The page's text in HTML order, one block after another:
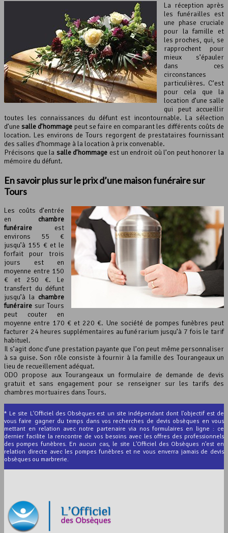
La réception après
les funérailles est
une phase cruciale
pour la famille et
les proches, qui, se
rapprochent pour
mieux s’épauler
dans ces
circonstances
particulières. C’est
pour cela que la
location d’une salle
qui peut accueillir
toutes les connaissances du défunt est incontournable. La sélection
d’unesalle d’hommage peut se faire en comparant les différents coûts de
location. Les environs de Tours regorgent de prestataires fournissant
des salles d’hommage à la location à prix convenable.
Précisons que la salle d’hommage est un endroit où l’on peut honorer la
mémoire du défunt.
En savoir plus sur le prix d’unemaison funérairesur
Tours
Les coûts d’entrée
en chambre
funéraire est
environs 55 €
jusqu’à 155 € et le
forfait pour trois
jours est en
moyenne entre 150
€ et 250 €. Le
transfert du défunt
jusqu’à la chambre
funéraire sur Tours
peut couter en
moyenne entre 170 € et 220 €. Une société de pompes funèbres peut
facturer 24 heures supplémentaires au funérarium jusqu’à 7 fois le tarif
habituel.
Il s’agit donc d’une prestation payante que l’on peut même personnaliser
à sa guise. Son rôle consiste à fournir à la famille des Tourangeaux un
lieu de recueillement adéquat.
ODO propose aux Tourangeaux un formulaire de demande de devis
gratuit et sans engagement pour se renseigner sur les tarifs des
chambres mortuaires dans Tours.
* Le site L'Officiel des Obsèques est un site indépendant dont l'objectif est de
vous faire gagner du temps dans vos recherches de devis obsèques en vous
mettant en relation avec notre partenaire via nos formulaires en ligne : ce
dernier facilite la rencontre de vos besoins avec les offres des professionnels
des pompes funèbres. En aucun cas, le site L'Officiel des Obsèques n'est en
relation directe avec les pompes funèbres et ne vous enverra jamais de devis
obsèques ou marbrerie.